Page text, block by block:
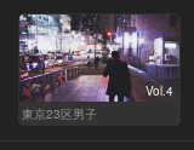
Vol.4
東京23区男子